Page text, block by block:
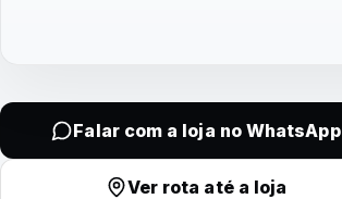
Falar com a loja no WhatsApp
Ver rota até a loja